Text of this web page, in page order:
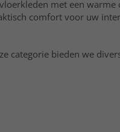
met een
comfort voor uw
categorie bieden we